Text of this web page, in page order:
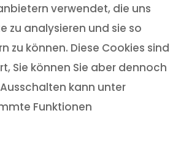
verwendet, die uns
zu analysieren und sie so
zu können. Diese Cookies sind
Sie können Sie aber dennoch
kann unter
Funktionen